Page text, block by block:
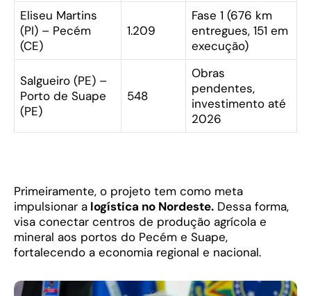
Eliseu Martins
(PI) – Pecém
(CE)
1.209
Fase 1 (676 km
entregues, 151 em
execução)
Salgueiro (PE) –
Porto de Suape
(PE)
548
Obras
pendentes,
investimento até
2026
Primeiramente, o projeto tem como meta
impulsionar a logística no Nordeste. Dessa forma,
visa conectar centros de produção agrícola e
mineral aos portos do Pecém e Suape,
fortalecendo a economia regional e nacional.